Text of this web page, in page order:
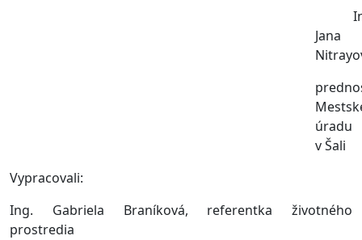
Jana
úradu
v Šali
Vypracovali:
Ing. Gabriela Braníková, referentka životného
prostredia